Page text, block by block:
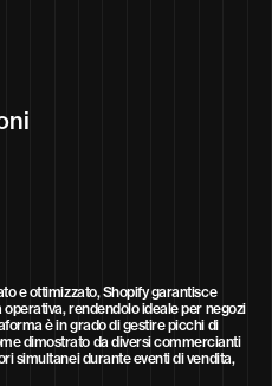
e ottimizzato, Shopify garantisce
rendendolo ideale per negozi
è in grado di gestire picchi di
dimostrato da diversi commercianti
simultanei durante eventi di vendita,